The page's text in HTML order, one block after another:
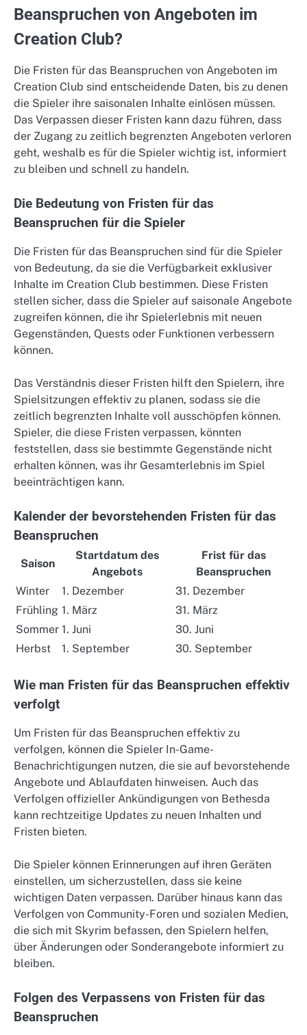
Beanspruchen von Angeboten im
Creation Club?
Die Fristen für das Beanspruchen von Angeboten im
Creation Club sind entscheidende Daten, bis zu denen
die Spieler ihre saisonalen Inhalte einlösen müssen.
Das Verpassen dieser Fristen kann dazu führen, dass
der Zugang zu zeitlich begrenzten Angeboten verloren
geht, weshalb es für die Spieler wichtig ist, informiert
zu bleiben und schnell zu handeln.
Die Bedeutung von Fristen für das
Beanspruchen für die Spieler
Die Fristen für das Beanspruchen sind für die Spieler
von Bedeutung, da sie die Verfügbarkeit exklusiver
Inhalte im Creation Club bestimmen. Diese Fristen
stellen sicher, dass die Spieler auf saisonale Angebote
zugreifen können, die ihr Spielerlebnis mit neuen
Gegenständen, Quests oder Funktionen verbessern
können.
Das Verständnis dieser Fristen hilft den Spielern, ihre
Spielsitzungen effektiv zu planen, sodass sie die
zeitlich begrenzten Inhalte voll ausschöpfen können.
Spieler, die diese Fristen verpassen, könnten
feststellen, dass sie bestimmte Gegenstände nicht
erhalten können, was ihr Gesamterlebnis im Spiel
beeinträchtigen kann.
Kalender der bevorstehenden Fristen für das
Beanspruchen
Saison
Startdatum des
Angebots
Frist für das
Beanspruchen
Winter
1. Dezember
31. Dezember
Frühling 1. März
31. März
Sommer 1. Juni
30. Juni
Herbst
1. September 30. September
Wie man Fristen für das Beanspruchen effektiv
verfolgt
Um Fristen für das Beanspruchen effektiv zu
verfolgen, können die Spieler In-Game-
Benachrichtigungen nutzen, die sie auf bevorstehende
Angebote und Ablaufdaten hinweisen. Auch das
Verfolgen offizieller Ankündigungen von Bethesda
kann rechtzeitige Updates zu neuen Inhalten und
Fristen bieten.
Die Spieler können Erinnerungen auf ihren Geräten
einstellen, um sicherzustellen, dass sie keine
wichtigen Daten verpassen. Darüber hinaus kann das
Verfolgen von Community-Foren und sozialen Medien,
die sich mit Skyrim befassen, den Spielern helfen,
über Änderungen oder Sonderangebote informiert zu
bleiben.
Folgen des Verpassens von Fristen für das
Beanspruchen